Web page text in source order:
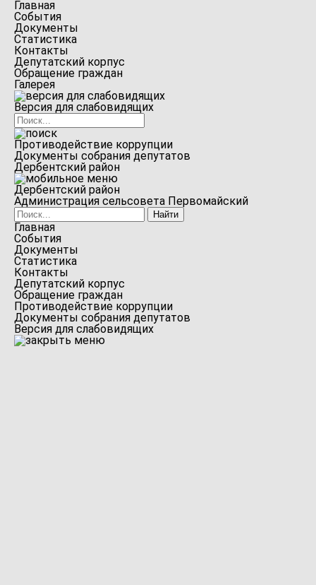
Главная
События
Документы
Статистика
Контакты
Депутатский корпус
Обращение граждан
Галерея
Версия для слабовидящих
Противодействие коррупции
Документы собрания депутатов
Дербентский район
Дербентский район
Администрация сельсовета Первомайский
Главная
События
Документы
Статистика
Контакты
Депутатский корпус
Обращение граждан
Противодействие коррупции
Документы собрания депутатов
Версия для слабовидящих